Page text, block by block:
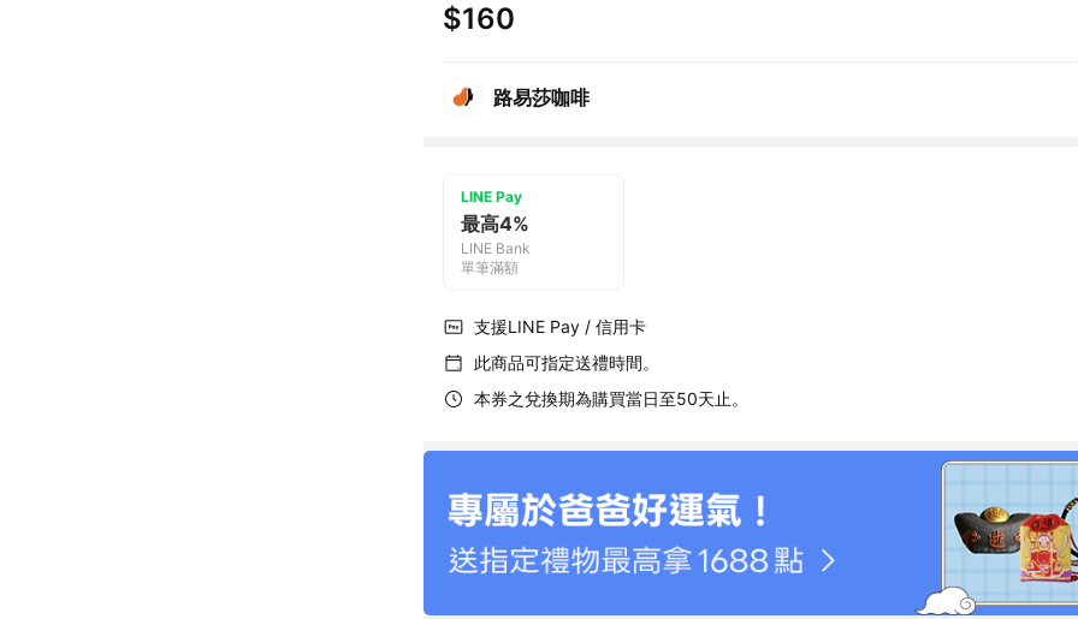
$160
路易莎咖啡
LINE Pay
最高4%
LINE Bank
單筆滿額
支援LINE Pay / 信用卡
此商品可指定送禮時間。
本券之兌換期為購買當日至50天止。